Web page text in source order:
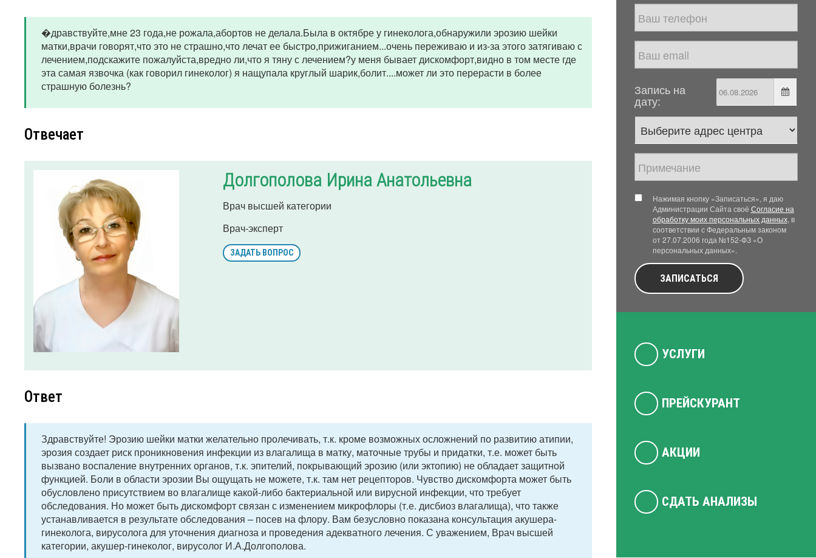
�дравствуйте,мне 23 года,не рожала,абортов не делала.Была в октябре у гинеколога,обнаружили эрозию шейки
матки,врачи говорят,что это не страшно,что лечат ее быстро,прижиганием...очень переживаю и из-за этого затягиваю с
лечением,подскажите пожалуйста,вредно ли,что я тяну с лечением?у меня бывает дискомфорт,видно в том месте где
эта самая язвочка (как говорил гинеколог) я нащупала круглый шарик,болит....может ли это перерасти в более
страшную болезнь?
Отвечает
Долгополова Ирина Анатольевна
Врач высшей категории
Врач-эксперт
ЗАДАТЬ ВОПРОС
Ответ
Здравствуйте! Эрозию шейки матки желательно пролечивать, т.к. кроме возможных осложнений по развитию атипии,
эрозия создает риск проникновения инфекции из влагалища в матку, маточные трубы и придатки, т.е. может быть
вызвано воспаление внутренних органов, т.к. эпителий, покрывающий эрозию (или эктопию) не обладает защитной
функцией. Боли в области эрозии Вы ощущать не можете, т.к. там нет рецепторов. Чувство дискомфорта может быть
обусловлено присутствием во влагалище какой-либо бактериальной или вирусной инфекции, что требует
обследования. Но может быть дискомфорт связан с изменением микрофлоры (т.е. дисбиоз влагалища), что также
устанавливается в результате обследования – посев на флору. Вам безусловно показана консультация акушера-
гинеколога, вирусолога для уточнения диагноза и проведения адекватного лечения. С уважением, Врач высшей
категории, акушер-гинеколог, вирусолог И.А.Долгополова.
Запись на
дату:
Нажимая кнопку «Записаться», я даю
Администрации Сайта своё Согласие на
обработку моих персональных данных, в
соответствии с Федеральным законом
от 27.07.2006 года №152-ФЗ «О
персональных данных».
ЗАПИСАТЬСЯ
УСЛУГИ
ПРЕЙСКУРАНТ
АКЦИИ
СДАТЬ АНАЛИЗЫ